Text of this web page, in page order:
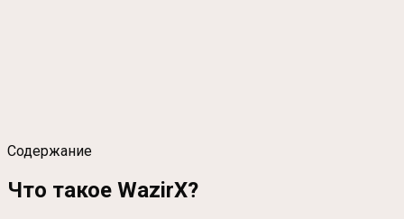
Содержание
Что такое WazirX?